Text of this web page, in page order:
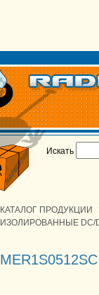
Искать
КАТАЛОГ ПРОДУКЦИИ
ИЗОЛИРОВАННЫЕ DC/
MER1S0512SC